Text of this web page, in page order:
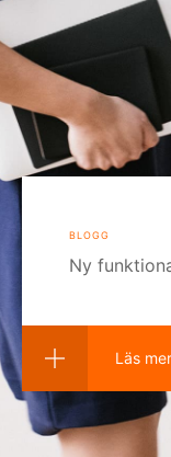
blogg
Ny
Läs mer